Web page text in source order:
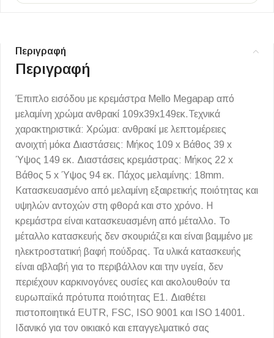
Περιγραφή
Περιγραφή
Έπιπλο εισόδου με κρεμάστρα Mello Megapap από
μελαμίνη χρώμα ανθρακί 109x39x149εκ.Τεχνικά
χαρακτηριστικά: Χρώμα: ανθρακί με λεπτομέρειες
ανοιχτή μόκα Διαστάσεις: Μήκος 109 x Βάθος 39 x
Ύψος 149 εκ. Διαστάσεις κρεμάστρας: Μήκος 22 x
Βάθος 5 x Ύψος 94 εκ. Πάχος μελαμίνης: 18mm.
Κατασκευασμένο από μελαμίνη εξαιρετικής ποιότητας και
υψηλών αντοχών στη φθορά και στο χρόνο. Η
κρεμάστρα είναι κατασκευασμένη από μέταλλο. Το
μέταλλο κατασκευής δεν σκουριάζει και είναι βαμμένο με
ηλεκτροστατική βαφή πούδρας. Τα υλικά κατασκευής
είναι αβλαβή για το περιβάλλον και την υγεία, δεν
περιέχουν καρκινογόνες ουσίες και ακολουθούν τα
ευρωπαϊκά πρότυπα ποιότητας Ε1. Διαθέτει
πιστοποιητικά EUTR, FSC, ISO 9001 και ISO 14001.
Ιδανικό για τον οικιακό και επαγγελματικό σας